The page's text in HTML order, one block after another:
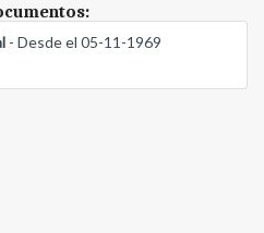
- Desde el 05-11-1969